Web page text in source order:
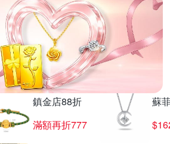
鎮金店88折
滿額再折777
蘇